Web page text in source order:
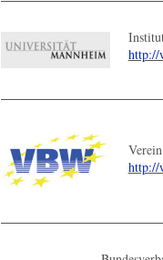
http://
http://